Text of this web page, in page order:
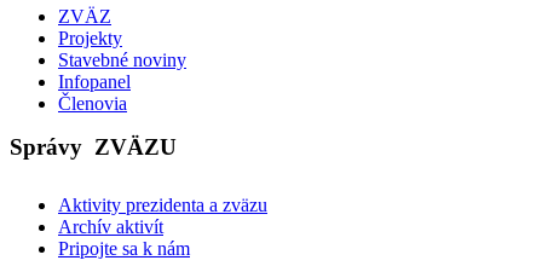
ZVÄZ
Projekty
Stavebné noviny
Infopanel
Členovia
Správy ZVÄZU
Aktivity prezidenta a zväzu
Archív aktivít
Pripojte sa k nám